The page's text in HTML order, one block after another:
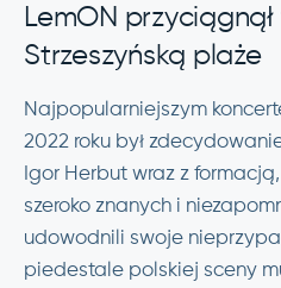
LemON przyciągnął
Strzeszyńską plaże
Najpopularniejszym
2022 roku był
Igor Herbut wraz z
szeroko znanych i
udowodnili swoje
piedestale polskiej sceny